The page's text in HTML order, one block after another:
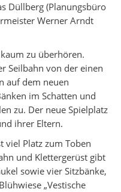
Düllberg (Planungsbüro
Werner Arndt
zu überhören.
Seilbahn von der einen
auf dem neuen
im Schatten und
zu. Der neue Spielplatz
ihrer Eltern.
viel Platz zum Toben
und Klettergerüst gibt
sowie vier Sitzbänke,
„Vestische